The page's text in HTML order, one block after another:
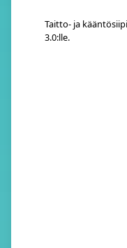
Taitto- ja
3.0:lle.